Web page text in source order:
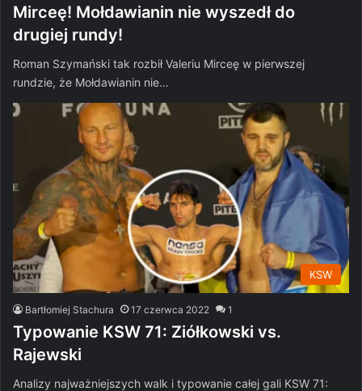
Mirceę! Mołdawianin nie wyszedł do
drugiej rundy!
Roman Szymański tak rozbił Valeriu Mirceę w pierwszej
rundzie, że Mołdawianin nie…
KSW
Bartłomiej Stachura 17 czerwca 2022 1
Typowanie KSW 71: Ziółkowski vs.
Rajewski
Analizy najważniejszych walk i typowanie całej gali KSW 71: